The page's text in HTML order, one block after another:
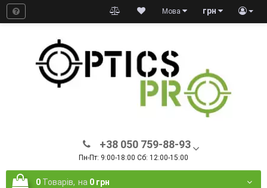
грн
Мова
+38 050 759-88-93
Пн-Пт: 9:00-18:00 Сб: 12:00-15:00
0 Товарів, на 0 грн